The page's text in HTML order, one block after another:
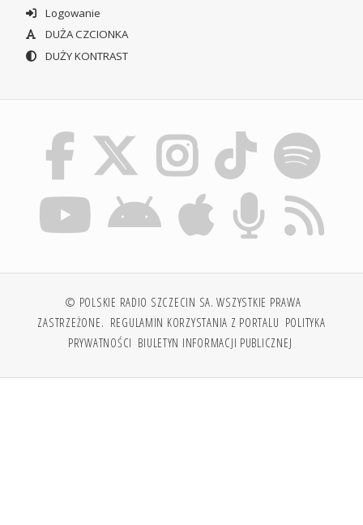
Logowanie
DUŻA CZCIONKA
DUŻY KONTRAST
© POLSKIE RADIO SZCZECIN SA. WSZYSTKIE PRAWA
ZASTRZEŻONE. REGULAMIN KORZYSTANIA Z PORTALU POLITYKA
PRYWATNOŚCI BIULETYN INFORMACJI PUBLICZNEJ